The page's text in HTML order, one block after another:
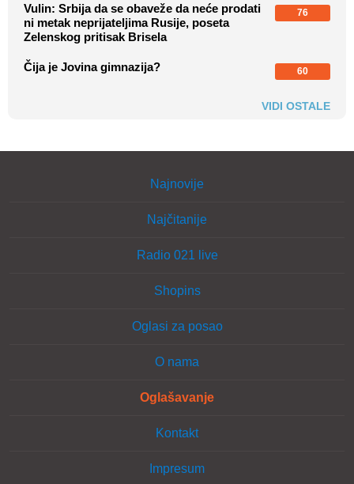
Vulin: Srbija da se obaveže da neće prodati
ni metak neprijateljima Rusije, poseta
Zelenskog pritisak Brisela
76
Čija je Jovina gimnazija? 60
VIDI OSTALE
Najnovije
Najčitanije
Radio 021 live
Shopins
Oglasi za posao
O nama
Oglašavanje
Kontakt
Impresum